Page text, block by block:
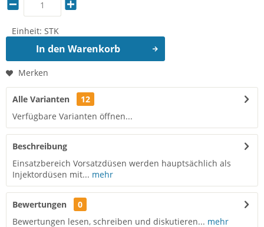
Einheit: STK
In den Warenkorb
Merken
Alle Varianten
12
Verfügbare Varianten öffnen...
Beschreibung
Einsatzbereich Vorsatzdüsen werden hauptsächlich als
Injektordüsen mit... mehr
Bewertungen
0
Bewertungen lesen, schreiben und diskutieren... mehr